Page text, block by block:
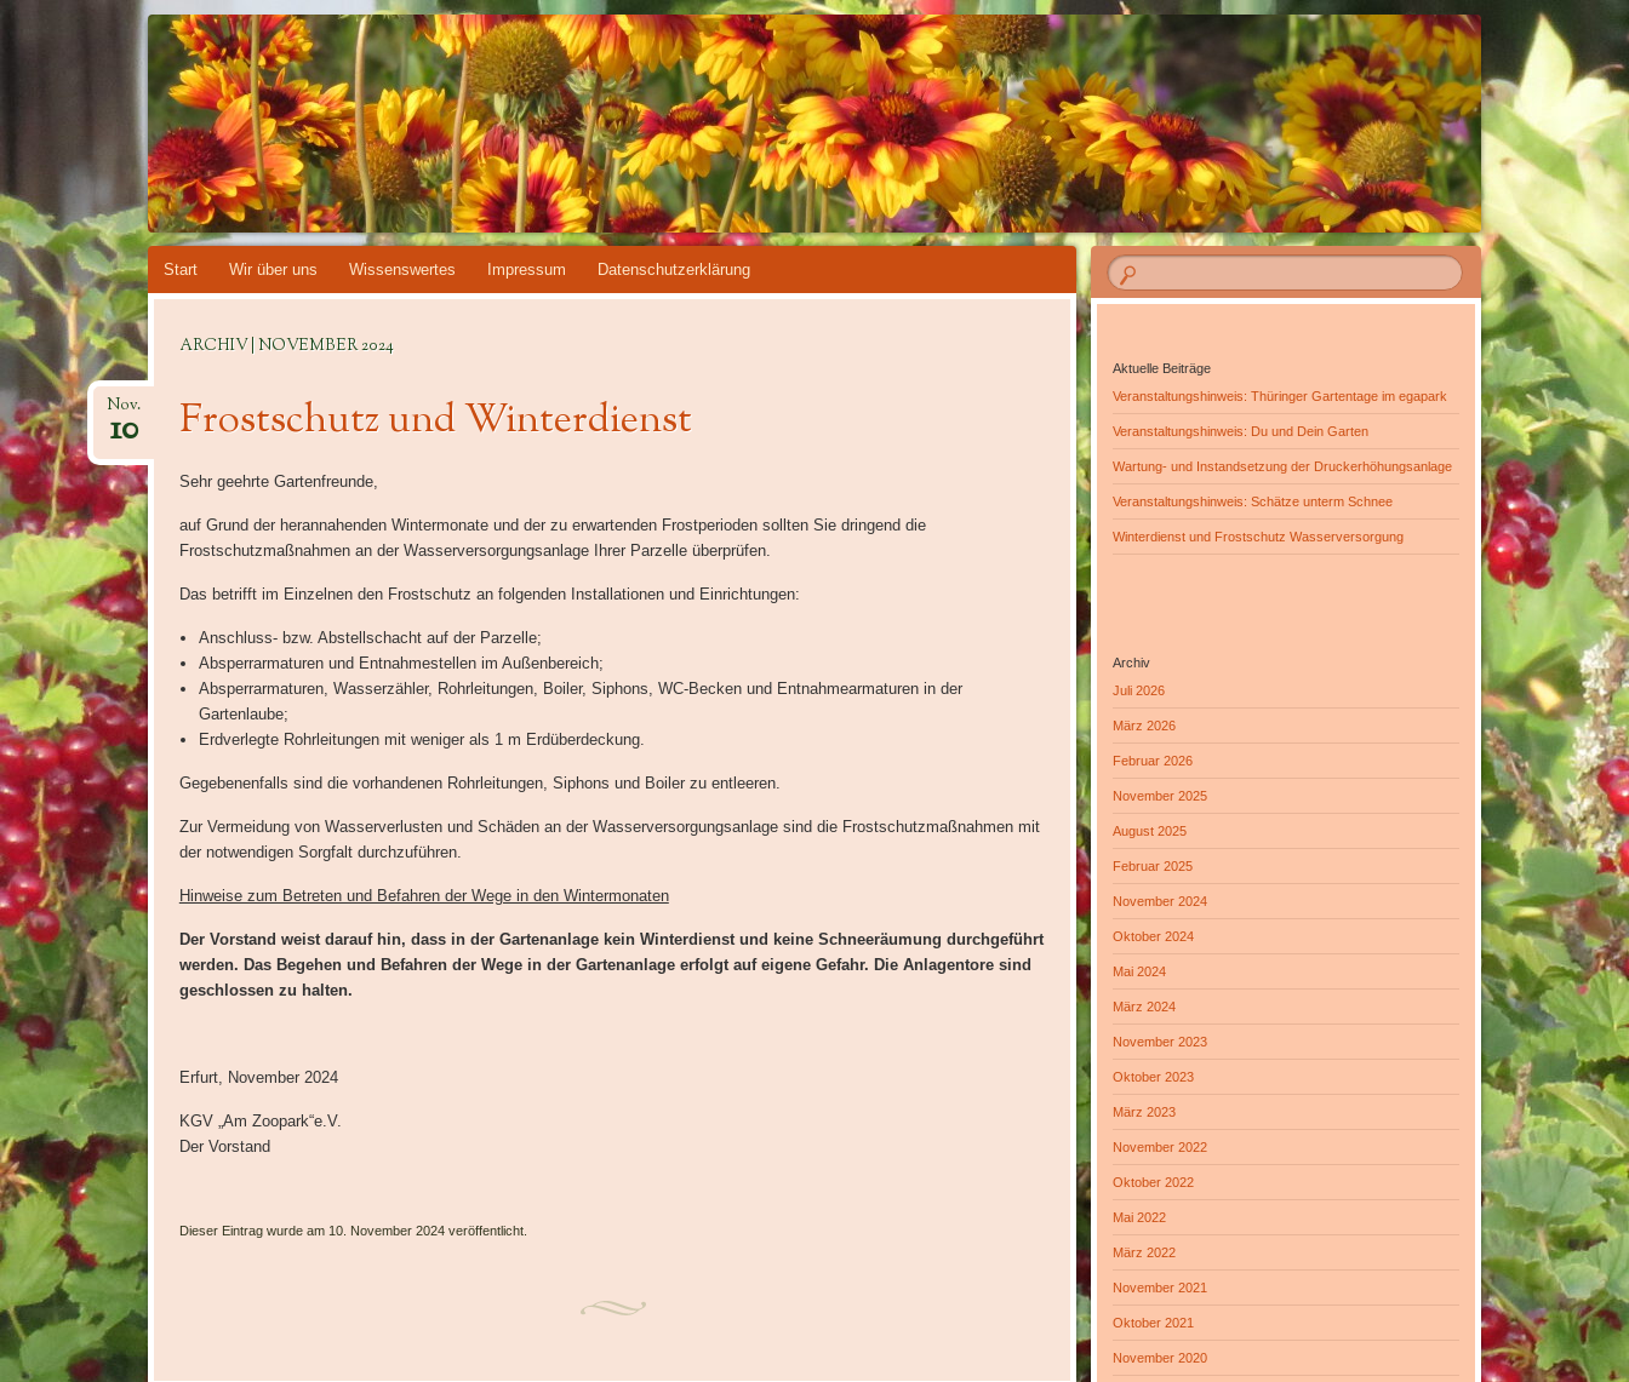
KLEINGARTENVEREIN AM ZOOPARK ERFURT
E.V.
INFORMATIONEN ÜBER UNSEREN KLEINGARTENVEREIN
Springe
zum
Start Wir über uns Wissenswertes Impressum Datenschutzerklärung
ARCHIV | NOVEMBER 2024
Frostschutz und Winterdienst
Nov.
10
Sehr geehrte Gartenfreunde,
auf Grund der herannahenden Wintermonate und der zu erwartenden Frostperioden sollten Sie dringend die
Frostschutzmaßnahmen an der Wasserversorgungsanlage Ihrer Parzelle überprüfen.
Das betrifft im Einzelnen den Frostschutz an folgenden Installationen und Einrichtungen:
Anschluss- bzw. Abstellschacht auf der Parzelle;
Absperrarmaturen und Entnahmestellen im Außenbereich;
Absperrarmaturen, Wasserzähler, Rohrleitungen, Boiler, Siphons, WC-Becken und Entnahmearmaturen in der
Gartenlaube;
Erdverlegte Rohrleitungen mit weniger als 1 m Erdüberdeckung.
Gegebenenfalls sind die vorhandenen Rohrleitungen, Siphons und Boiler zu entleeren.
Zur Vermeidung von Wasserverlusten und Schäden an der Wasserversorgungsanlage sind die Frostschutzmaßnahmen mit
der notwendigen Sorgfalt durchzuführen.
Hinweise zum Betreten und Befahren der Wege in den Wintermonaten
Der Vorstand weist darauf hin, dass in der Gartenanlage kein Winterdienst und keine Schneeräumung durchgeführt
werden. Das Begehen und Befahren der Wege in der Gartenanlage erfolgt auf eigene Gefahr. Die Anlagentore sind
geschlossen zu halten.
Erfurt, November 2024
KGV „Am Zoopark“e.V.
Der Vorstand
Dieser Eintrag wurde am 10. November 2024 veröffentlicht.
Aktuelle Beiträge
Veranstaltungshinweis: Thüringer Gartentage im egapark
Veranstaltungshinweis: Du und Dein Garten
Wartung- und Instandsetzung der Druckerhöhungsanlage
Veranstaltungshinweis: Schätze unterm Schnee
Winterdienst und Frostschutz Wasserversorgung
Archiv
Juli 2026
März 2026
Februar 2026
November 2025
August 2025
Februar 2025
November 2024
Oktober 2024
Mai 2024
März 2024
November 2023
Oktober 2023
März 2023
November 2022
Oktober 2022
Mai 2022
März 2022
November 2021
Oktober 2021
November 2020